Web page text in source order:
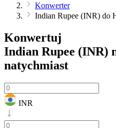
Konwerter
Indian Rupee (INR) do
Konwertuj
Indian Rupee (INR)
natychmiast
INR